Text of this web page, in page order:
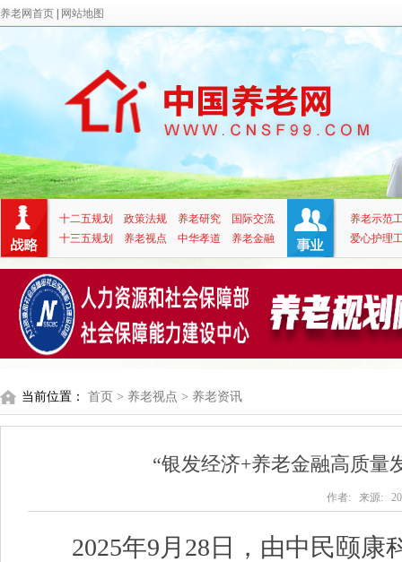
养老网首页 网站地图
十二五规划 政策法规 养老研究
国际交流
十三五规划
养老视点 中华孝道 养老金融
养老示范
爱心护理
当前位置： 首页 > 养老视点 > 养老资讯
“银发经济+养老金融高质量
作者: 来源:
2025年9月28日，由中民颐康